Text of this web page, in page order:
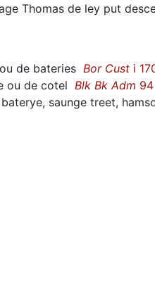
Thomas de ley put
de bateries Bor Cust i
ou de cotel Blk Bk Adm 94
saunge treet,